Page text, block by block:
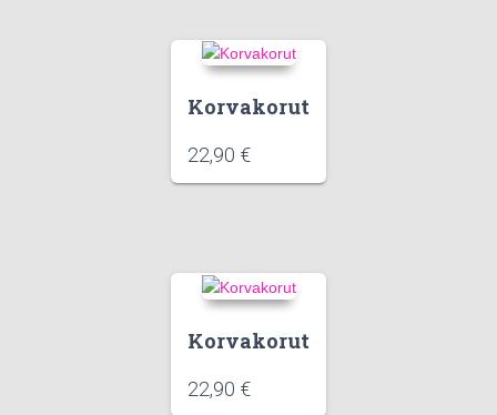
Korvakorut
22,90 €
Korvakorut
22,90 €